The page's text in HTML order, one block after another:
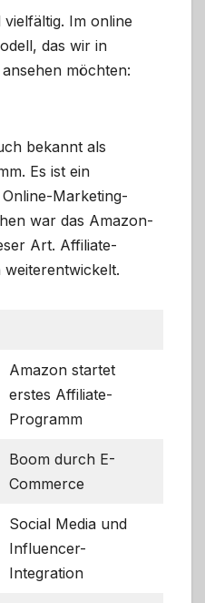
Im online
das wir in
möchten:
bekannt als
Es ist ein
Marketing-
war das Amazon-
Art. Affiliate-
Amazon startet
erstes Affiliate-
Programm
Boom durch E-
Commerce
Social Media und
Influencer-
Integration